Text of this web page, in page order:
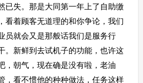
已失。那是大同第一年上了自助缴
看着顾客无道理的和你争论，我们
员就会又是那般话我们是服务行
。新鲜到去试机子的功能，也许这
，朝气，现在确是没有啦，老油
，看不惯他的种种做法，任务这样